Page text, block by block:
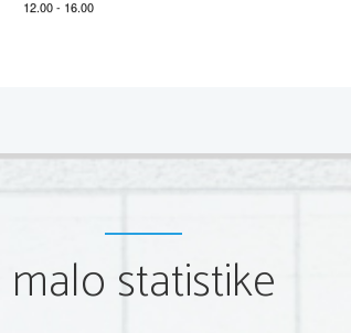
What is Group 7 A tryin g to  do?
malo statistike